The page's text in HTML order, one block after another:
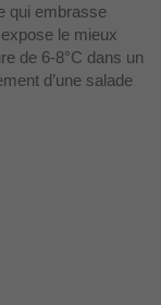
qui embrasse
le mieux
de 6-8°C dans un
d’une salade